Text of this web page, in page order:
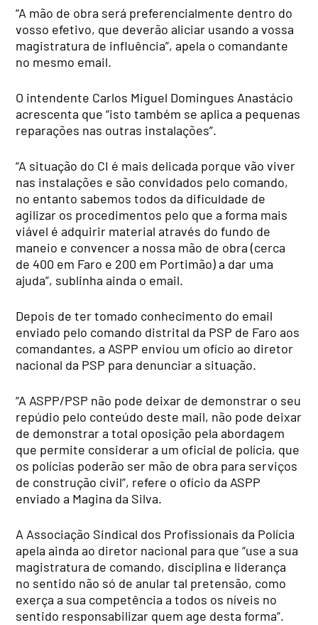
“A mão de obra será preferencialmente dentro do
vosso efetivo, que deverão aliciar usando a vossa
magistratura de influência”, apela o comandante
no mesmo email.
O intendente Carlos Miguel Domingues Anastácio
acrescenta que “isto também se aplica a pequenas
reparações nas outras instalações”.
“A situação do CI é mais delicada porque vão viver
nas instalações e são convidados pelo comando,
no entanto sabemos todos da dificuldade de
agilizar os procedimentos pelo que a forma mais
viável é adquirir material através do fundo de
maneio e convencer a nossa mão de obra (cerca
de 400 em Faro e 200 em Portimão) a dar uma
ajuda”, sublinha ainda o email.
Depois de ter tomado conhecimento do email
enviado pelo comando distrital da PSP de Faro aos
comandantes, a ASPP enviou um ofício ao diretor
nacional da PSP para denunciar a situação.
“A ASPP/PSP não pode deixar de demonstrar o seu
repúdio pelo conteúdo deste mail, não pode deixar
de demonstrar a total oposição pela abordagem
que permite considerar a um oficial de polícia, que
os polícias poderão ser mão de obra para serviços
de construção civil”, refere o ofício da ASPP
enviado a Magina da Silva.
A Associação Sindical dos Profissionais da Polícia
apela ainda ao diretor nacional para que “use a sua
magistratura de comando, disciplina e liderança
no sentido não só de anular tal pretensão, como
exerça a sua competência a todos os níveis no
sentido responsabilizar quem age desta forma”.